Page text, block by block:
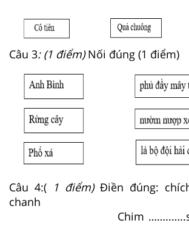
Câu 3: (1 điểm)Nối đúng (1 điểm)
Câu 4:( 1 điểm) Điền đúng:
chanh
Chim ……..…..sà